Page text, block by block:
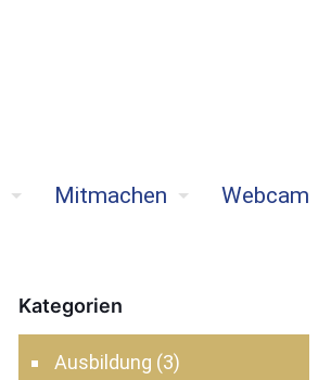
Mitmachen Webcam
Kategorien
Ausbildung (3)